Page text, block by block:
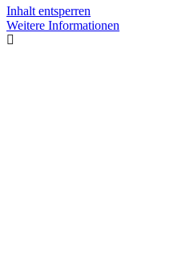
Inhalt entsperren
Weitere Informationen